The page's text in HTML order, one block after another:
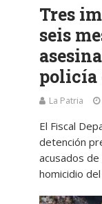
Tres
seis
policía
La Patria
El Fiscal
detención
acusados
homicidio del